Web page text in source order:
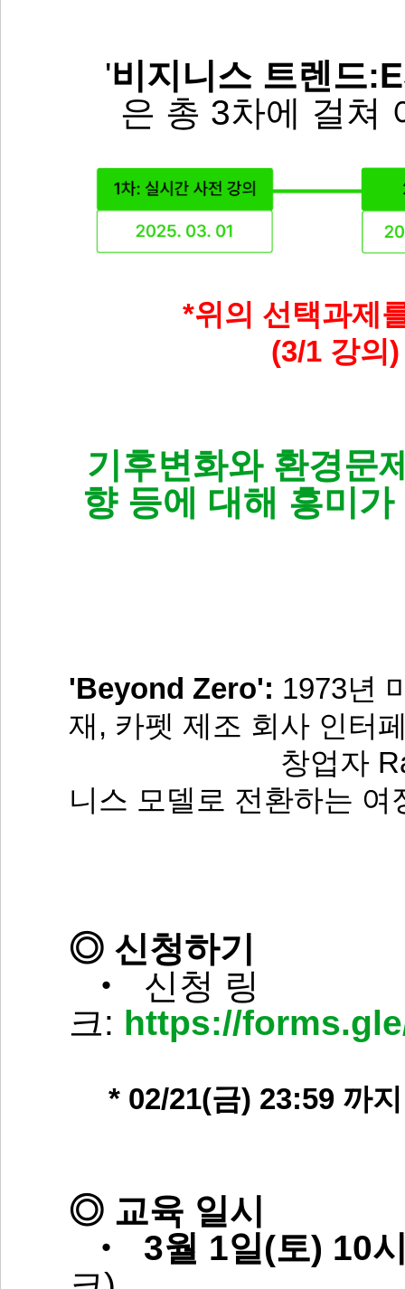
'비지니스 트렌드
은 총 3차에 걸쳐
*위의 선택과제
(3/1 강의
기후변화와 환경문
향 등에 대해 흥미
'Beyond Zero': 1973년
재, 카펫 제조 회사 인터
창업자 Ray
니스 모델로 전환하는
◎ 신청하기
‧ 신청 링
크: https://
* 02/21(금) 23:59 까
◎ 교육 일시
‧ 3월 1일(토) 10